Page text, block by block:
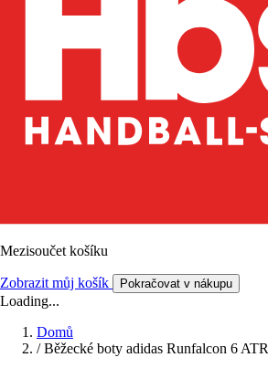
Mezisoučet košíku
Zobrazit můj košík Pokračovat v nákupu
Loading...
Domů
/ Běžecké boty adidas Runfalcon 6 ATR